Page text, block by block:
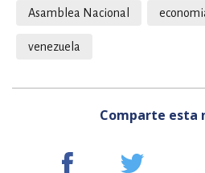
Asamblea Nacional
venezuela
Comparte esta